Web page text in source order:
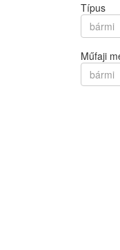
Típus
bármi
Műfaji
bármi